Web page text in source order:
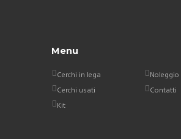
Menu
Cerchi in lega
Cerchi usati
Kit
Noleggio
Contatti